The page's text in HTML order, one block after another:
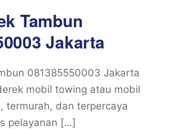
Tambun
Jakarta
081385550003 Jakarta
mobil towing atau mobil
termurah, dan terpercaya
pelayanan […]